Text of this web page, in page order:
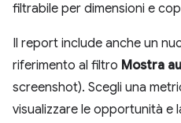
filtrabile per dimensioni e
Il report include anche un
riferimento al filtro Mostra
screenshot). Scegli una
visualizzare le opportunità e